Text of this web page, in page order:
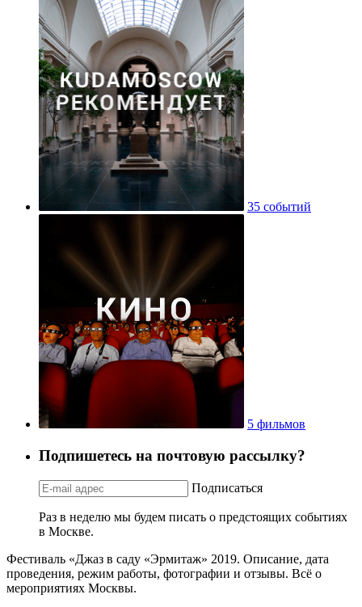
35 событий
5 фильмов
Подпишетесь на почтовую рассылку?
Подписаться
Раз в неделю мы будем писать о предстоящих событиях
в Москве.
Фестиваль «Джаз в саду «Эрмитаж» 2019. Описание, дата
проведения, режим работы, фотографии и отзывы. Всё о
мероприятиях Москвы.